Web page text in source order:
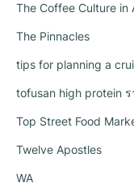
The Coffee Culture in
The Pinnacles
tips for planning a
tofusan high protein ร
Top Street Food
Twelve Apostles
WA